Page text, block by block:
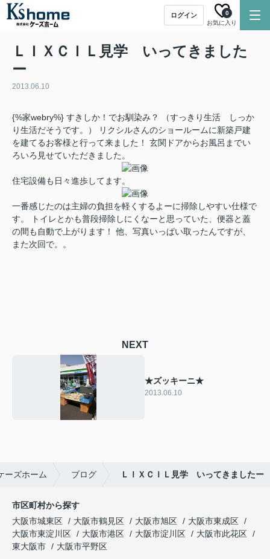
ログイン
お気に入り
0
ＬＩＸＣＩＬ見学 いってきました
ー
2013.06.10
{%家webry%} すきしか！でお馴染み？ （すっきり生活 しっか
り生活だそうです。） リクシルさんのショールームに新築戸建
を建てるお客様と行って来ました！ 玄関ドアからお風呂までい
ろいろ見せていただきました。
住宅設備も日々進歩してます。
一番感じたのは主婦の負担を軽くするよーに掃除しやすい仕様で
す。 トイレとかも普段掃除しにくなーと思っていた、便器と蓋
の間も自動で上がります！ 他、写真いっぱい取ったんですが、
また次回で。。
NEXT
★ズッキーニ★
2013.06.10
ーズホーム ブログ ＬＩＸＣＩＬ見学 いってきましたー
市区町村から探す
大阪市城東区
大阪市鶴見区 大阪市旭区
大阪市東成区
大阪市東淀川区
大阪市港区 大阪市淀川区
大阪市此花区
東大阪市
大阪市平野区